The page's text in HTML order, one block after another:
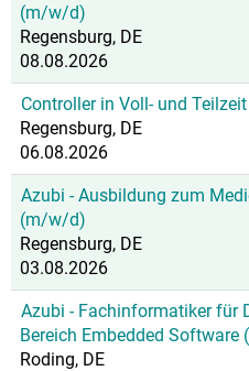
(m/w/d)
Regensburg, DE
08.08.2026
Controller in Voll- und
Regensburg, DE
06.08.2026
Azubi - Ausbildung zum
(m/w/d)
Regensburg, DE
03.08.2026
Azubi - Fachinformatiker für
Bereich Embedded
Roding, DE